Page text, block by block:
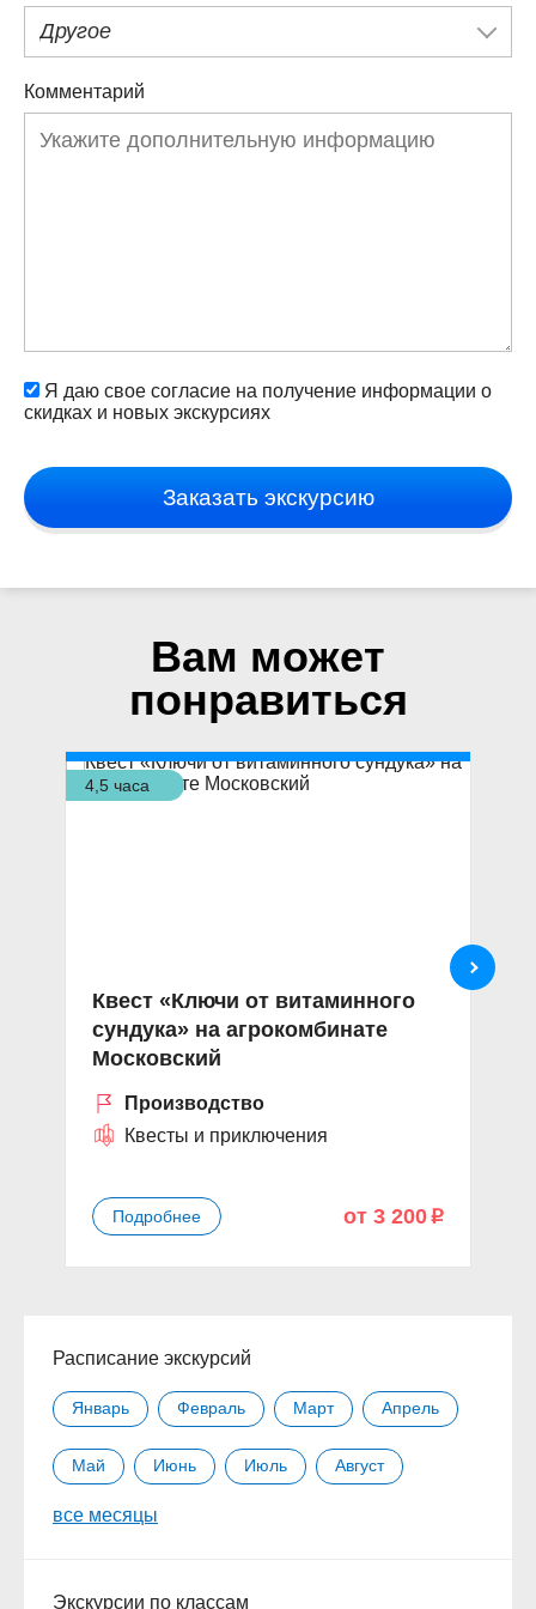
Другое
Комментарий
Я даю свое согласие на получение информации о
скидках и новых экскурсиях
Заказать экскурсию
Вам может
понравиться
4,5 часа
Квест «Ключи от витаминного
сундука» на агрокомбинате
Московский
Производство
Квесты и приключения
Подробнее от 3 200 p
Расписание экскурсий
Январь Февраль Март Апрель
Май Июнь Июль Август
Сентябрь
все месяцы
Экскурсии по классам